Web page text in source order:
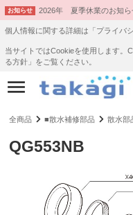
お知らせ 2026年 夏季休業のお知ら
個人情報に関する詳細は「プライバ
当サイトではCookieを使用します。
る方針」をご覧ください。
全商品 ■散水補修部品 散水部
QG553NB